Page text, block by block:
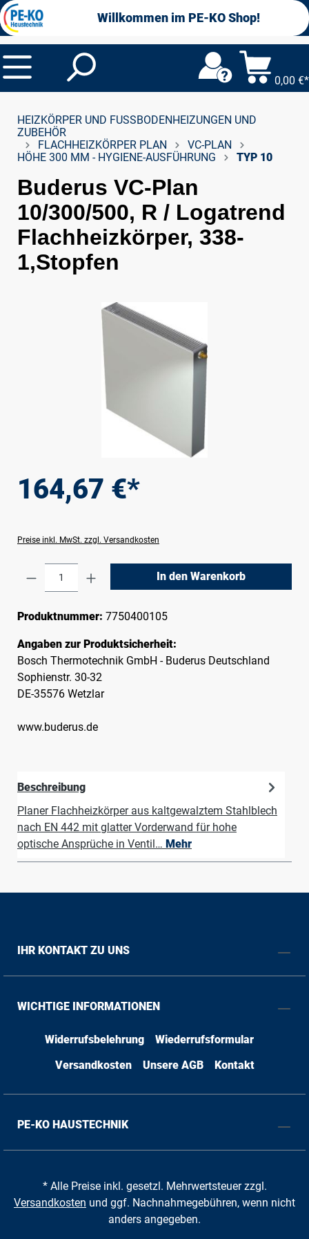
springen Willkommen im PE-KO Shop!
0,00 €*
HEIZKÖRPER UND FUSSBODENHEIZUNGEN UND Z
UBEHÖR
FLACHHEIZKÖRPER PLAN
VC-PLAN
HÖHE 300 MM - HYGIENE-AUSFÜHRUNG
TYP 10
Buderus VC-Plan
10/300/500, R / Logatrend
Flachheizkörper, 338-
1,Stopfen
Bildergalerie überspringen
164,67 €*
Preise inkl. MwSt. zzgl. Versandkosten
Produkt Anzahl: Gib den gewünschten
In den Warenkorb
Produktnummer: 7750400105
Angaben zur Produktsicherheit:
Bosch Thermotechnik GmbH - Buderus Deutschland
Sophienstr. 30-32
DE-35576 Wetzlar
www.buderus.de
Beschreibung
Planer Flachheizkörper aus kaltgewalztem Stahlblech
nach EN 442 mit glatter Vorderwand für hohe
optische Ansprüche in Ventil… Mehr
IHR KONTAKT ZU UNS
WICHTIGE INFORMATIONEN
Widerrufsbelehrung
Wiederrufsformular
Versandkosten
Unsere AGB Kontakt
PE-KO HAUSTECHNIK
* Alle Preise inkl. gesetzl. Mehrwertsteuer zzgl.
Versandkosten und ggf. Nachnahmegebühren, wenn nicht
anders angegeben.